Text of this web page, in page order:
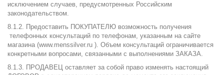
исключением случаев, предусмотренных Российским
законодательством.
8.1.2. Предоставить ПОКУПАТЕЛЮ возможность получения
телефонных консультаций по телефонам, указанным на сайте
магазина (www.menssilver.ru ). Объем консультаций ограничивается
конкретными вопросами, связанными с выполнениями ЗАКАЗА.
8.1.3. ПРОДАВЕЦ оставляет за собой право изменять настоящий